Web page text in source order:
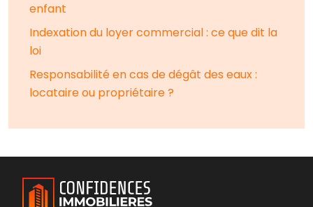
enfant
Indexation du loyer commercial : ce que dit la
loi
Responsabilité en cas de dégât des eaux :
locataire ou propriétaire ?